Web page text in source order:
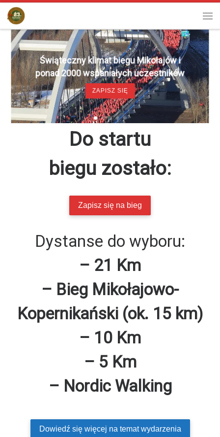
Przejdź do treści
Świąteczny klimat biegu Mikołajów i
ponad 2000 wspaniałych uczestników
ZAPISZ SIĘ
Do startu
biegu zostało:
Zapisz się na bieg
Dystanse do wyboru:
– 21 Km
– Bieg Mikołajowo-
Kopernikański (ok. 15 km)
– 10 Km
– 5 Km
– Nordic Walking
Dowiedź się więcej na temat wydarzenia